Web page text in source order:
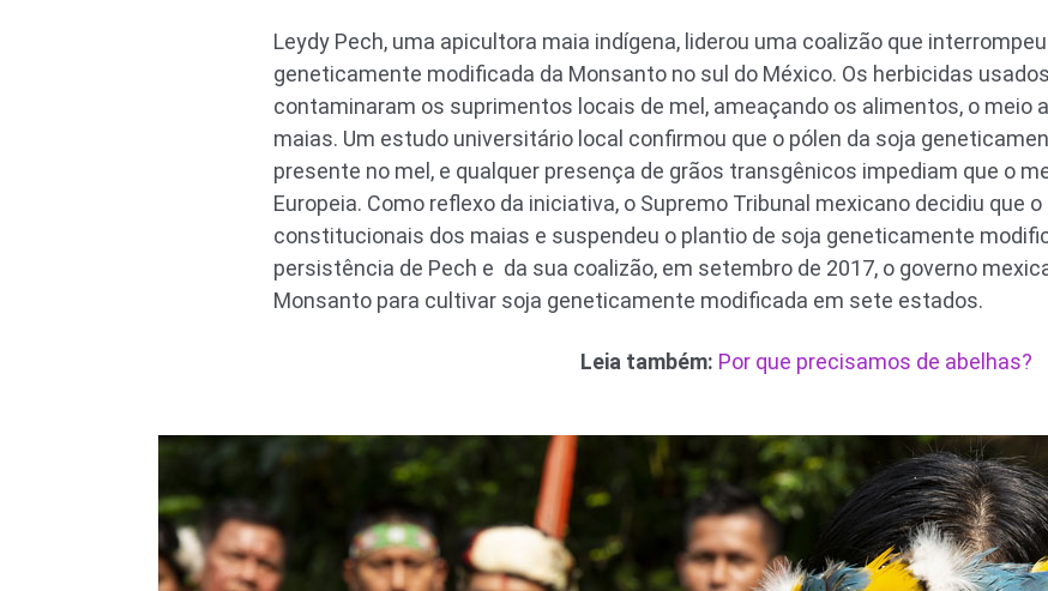
Leydy Pech, uma apicultora maia indígena, liderou uma coalizão que
geneticamente modificada da Monsanto no sul do México. Os herbicidas
contaminaram os suprimentos locais de mel, ameaçando os alimentos, o meio
maias. Um estudo universitário local confirmou que o pólen da soja
presente no mel, e qualquer presença de grãos transgênicos impediam que o
Europeia. Como reflexo da iniciativa, o Supremo Tribunal mexicano decidiu que
constitucionais dos maias e suspendeu o plantio de soja geneticamente
persistência de Pech e da sua coalizão, em setembro de 2017, o governo
Monsanto para cultivar soja geneticamente modificada em sete estados.
Leia também: Por que precisamos de abelhas?